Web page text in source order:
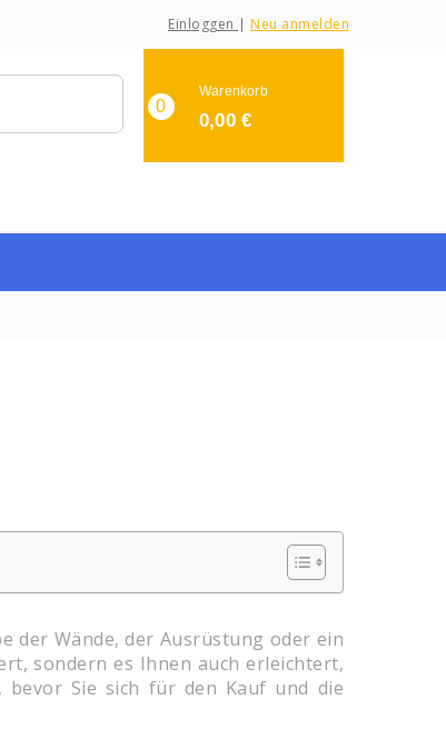
Einloggen | Neu anmelden
0
Warenkorb
0,00 €
der Wände, der Ausrüstung oder ein
sondern es Ihnen auch erleichtert,
Sie sich für den Kauf und die